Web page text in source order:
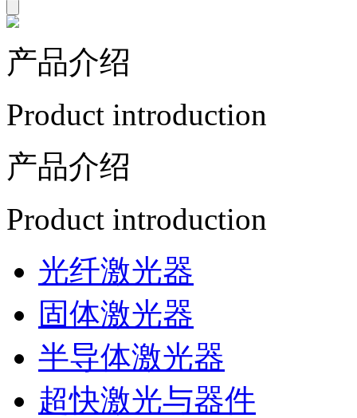
产品介绍
Product introduction
产品介绍
Product introduction
光纤激光器
固体激光器
半导体激光器
超快激光与器件